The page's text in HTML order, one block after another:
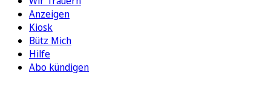
Anzeigen
Kiosk
Bütz Mich
Hilfe
Abo kündigen